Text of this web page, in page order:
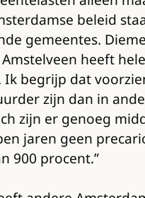
beleid
gemeentes.
heeft
Ik begrijp dat
zijn dan in
zijn er genoeg
jaren geen
900 procent.”